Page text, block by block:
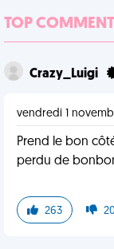
TOP
Crazy_Luigi
vendredi 1
Prend le bon
perdu de
263 20